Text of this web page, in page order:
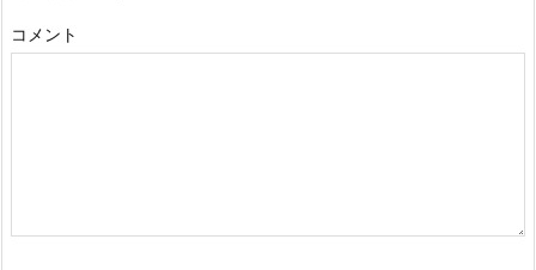
コメント